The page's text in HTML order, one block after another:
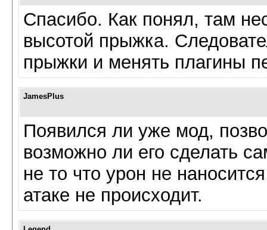
Спасибо. Как понял, там
высотой прыжка.
прыжки и менять плагины
JamesPlus
Появился ли уже мод,
возможно ли его сделать
не то что урон не
атаке не происходит.